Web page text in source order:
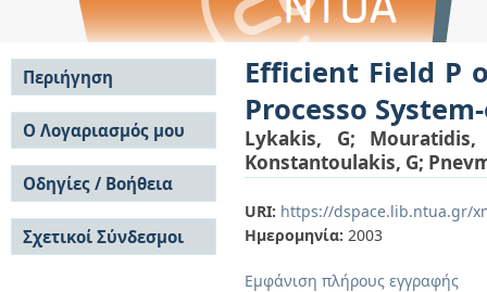
Efficient Field P
Processo
Lykakis, G;
Konstantoulakis, G;
URI: https://dspace.lib.ntua.gr/
Ημερομηνία: 2003
Εμφάνιση πλήρους εγγραφής
Περιήγηση
Σε όλο το DSpace
Κοινότητες & Συλλογές
Ανά Ημερομηνία
Έκδοσης
Συγγραφείς
Τίτλοι
Θέματα
Ο Λογαριασμός μου
Σύνδεση
Εγγραφή
Οδηγίες / Βοήθεια
Οδηγίες Υποβολής
Οδηγίες Χρήσης ΙΑ
Συχνές Ερωτήσεις
Σχετικοί Σύνδεσμοι